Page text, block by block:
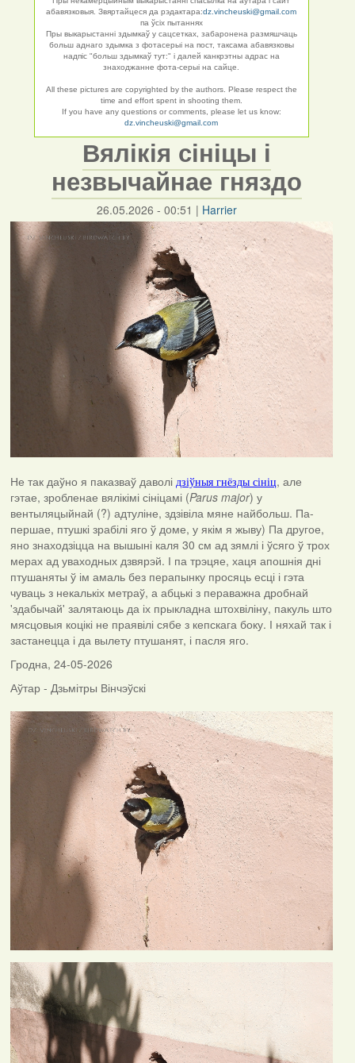
абавязковыя. Звяртайцеся да рэдактара:dz.vincheuski@gmail.com
па ўсіх пытаннях
Пры выкарыстанні здымкаў у сацсетках, забаронена размяшчаць
больш аднаго здымка з фотасерыі на пост, таксама абавязковы
надпіс "больш здымкаў тут:" і далей канкрэтны адрас на
знаходжанне фота-серыі на сайце.
All these pictures are copyrighted by the authors. Please respect the
time and effort spent in shooting them.
If you have any questions or comments, please let us know:
dz.vincheuski@gmail.com
Вялікія сініцы і
незвычайнае гняздо
26.05.2026 - 00:51 | Harrier
Не так даўно я паказваў даволі дзіўныя гнёзды сініц, але
гэтае, зробленае вялікімі сініцамі (Parus major) у
вентыляцыйнай (?) адтуліне, здзівіла мяне найбольш. Па-
першае, птушкі зрабілі яго ў доме, у якім я жыву) Па другое,
яно знаходзіцца на вышыні каля 30 см ад зямлі і ўсяго ў трох
мерах ад уваходных дзвярэй. І па трэцяе, хаця апошнія дні
птушаняты ў ім амаль без перапынку просяць есці і гэта
чуваць з некалькіх метраў, а абцькі з пераважна дробнай
'здабычай' залятаюць да іх прыкладна штохвіліну, пакуль што
мясцовыя коцікі не праявілі сябе з кепскага боку. І няхай так і
застанецца і да вылету птушанят, і пасля яго.
Гродна, 24-05-2026
Аўтар - Дзьмітры Вінчэўскі